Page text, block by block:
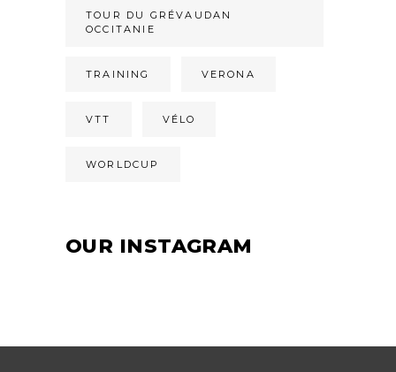
TOUR DU GRÉVAUDAN
OCCITANIE
TRAINING VERONA
VTT VÉLO
WORLDCUP
OUR INSTAGRAM